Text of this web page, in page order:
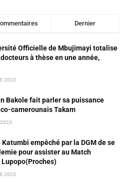
Dernier
Officielle de Mbujimayi totalise
à thèse en une année,
2023
Bakole fait parler sa puissance
camerounais Takam
2023
Katumbi empêché par la DGM de se
pour assister au Match
2023